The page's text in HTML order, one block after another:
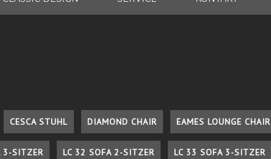
CESCA STUHL DIAMOND CHAIR EAMES LOUNGE CHAIR
3-SITZER LC 32 SOFA 2-SITZER LC 33 SOFA 3-SITZER